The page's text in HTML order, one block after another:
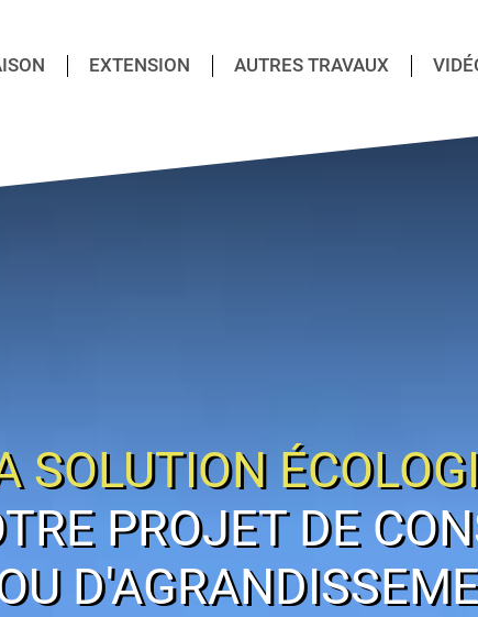
EXTENSION AUTRES TRAVAUX
SOLUTION
PROJET DE